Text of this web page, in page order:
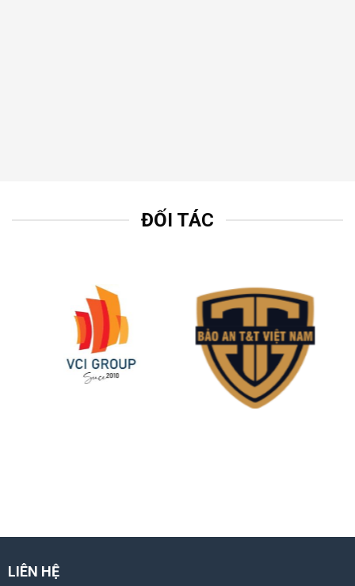
ĐỐI TÁC
LIÊN HỆ